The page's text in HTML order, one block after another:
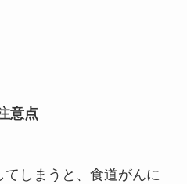
意点
しまうと、食道がんに